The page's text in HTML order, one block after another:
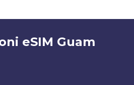
eSIM Guam